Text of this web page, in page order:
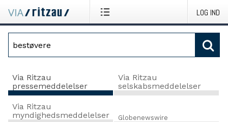
LOG IND
Via Ritzau
pressemeddelelser
Via Ritzau
selskabsmeddelelser
Via Ritzau
myndighedsmeddelelser
Globenewswire